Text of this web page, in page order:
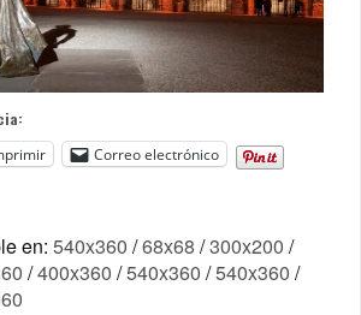
Correo electrónico
en: 540x360 /68x68 /300x200 /
/400x360 /540x360 /540x360 /